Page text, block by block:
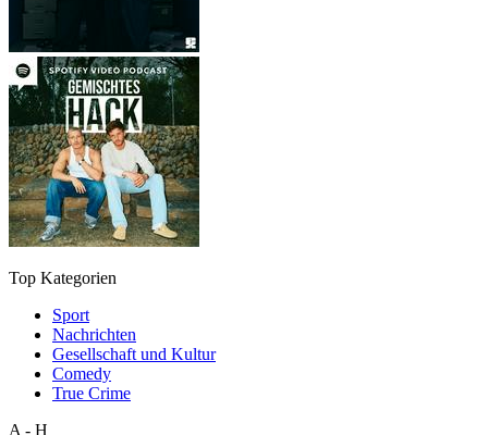
Top Kategorien
Sport
Nachrichten
Gesellschaft und Kultur
Comedy
True Crime
A - H